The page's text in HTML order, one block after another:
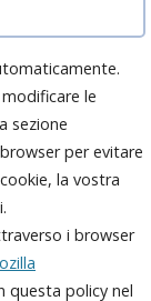
le
sezione
per evitare
la vostra
i browser
questa policy nel